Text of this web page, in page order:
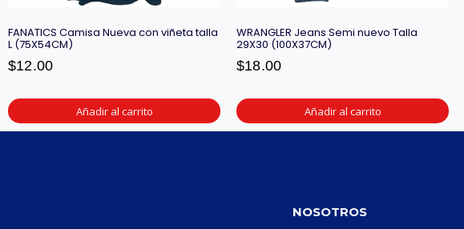
FANATICS Camisa Nueva con viñeta talla
L (75X54CM)
$12.00
Añadir al carrito
WRANGLER Jeans Semi nuevo Talla
29X30 (100X37CM)
$18.00
Añadir al carrito
NOSOTROS